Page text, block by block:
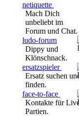
netiquette
Mach Dich
unbeliebt im
Forum und Chat.
ludo-forum
Dippy und
Klönschnack.
ersatzspieler
Ersatz suchen
finden.
face-to-face
Kontakte für
Partien.